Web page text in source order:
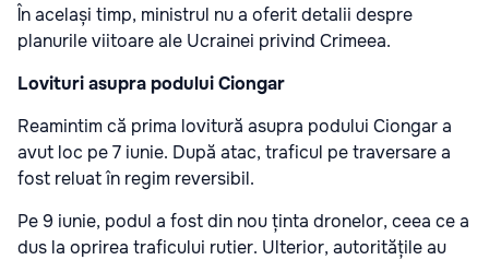
În același timp, ministrul nu a oferit detalii despre
planurile viitoare ale Ucrainei privind Crimeea.
Lovituri asupra podului Ciongar
Reamintim că prima lovitură asupra podului Ciongar a
avut loc pe 7 iunie. După atac, traficul pe traversare a
fost reluat în regim reversibil.
Pe 9 iunie, podul a fost din nou ținta dronelor, ceea ce a
dus la oprirea traficului rutier. Ulterior, autoritățile au